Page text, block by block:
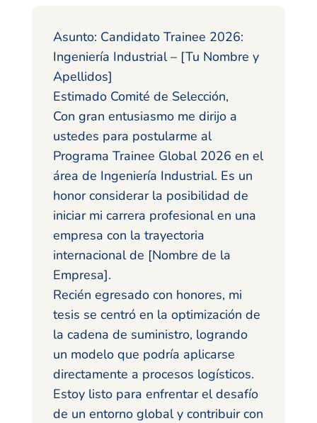
Asunto: Candidato Trainee 2026:
Ingeniería Industrial – [Tu Nombre y
Apellidos]
Estimado Comité de Selección,
Con gran entusiasmo me dirijo a
ustedes para postularme al
Programa Trainee Global 2026 en el
área de Ingeniería Industrial. Es un
honor considerar la posibilidad de
iniciar mi carrera profesional en una
empresa con la trayectoria
internacional de [Nombre de la
Empresa].
Recién egresado con honores, mi
tesis se centró en la optimización de
la cadena de suministro, logrando
un modelo que podría aplicarse
directamente a procesos logísticos.
Estoy listo para enfrentar el desafío
de un entorno global y contribuir con